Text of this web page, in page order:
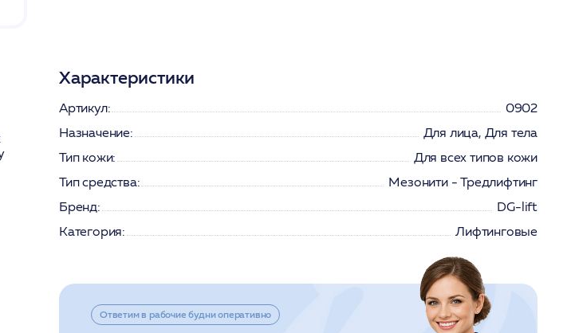
Характеристики
Артикул:
0902
Назначение:
Для лица, Для тела
Тип кожи:
Для всех типов кожи
Тип средства:
Мезонити - Тредлифтинг
Бренд:
DG-lift
Категория:
Лифтинговые
Ответим в рабочие будни оперативно